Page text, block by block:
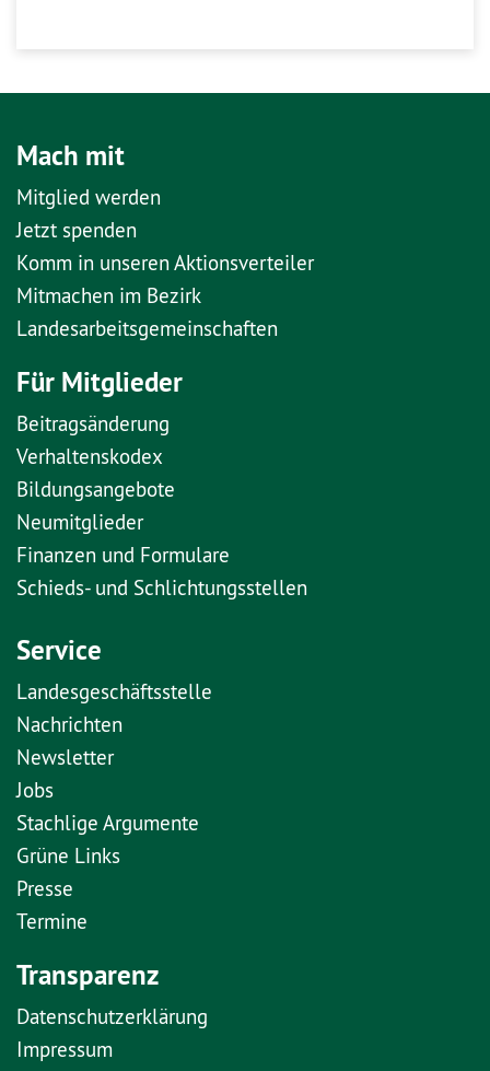
Mach mit
Mitglied werden
Jetzt spenden
Komm in unseren Aktionsverteiler
Mitmachen im Bezirk
Landesarbeitsgemeinschaften
Für Mitglieder
Beitragsänderung
Verhaltenskodex
Bildungsangebote
Neumitglieder
Finanzen und Formulare
Schieds- und Schlichtungsstellen
Service
Landesgeschäftsstelle
Nachrichten
Newsletter
Jobs
Stachlige Argumente
Grüne Links
Presse
Termine
Transparenz
Datenschutzerklärung
Impressum